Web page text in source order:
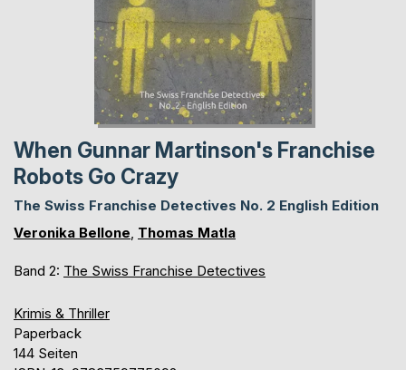
When Gunnar Martinson's Franchise
Robots Go Crazy
The Swiss Franchise Detectives No. 2 English Edition
Veronika Bellone, Thomas Matla
Band 2: The Swiss Franchise Detectives
Krimis & Thriller
Paperback
144 Seiten